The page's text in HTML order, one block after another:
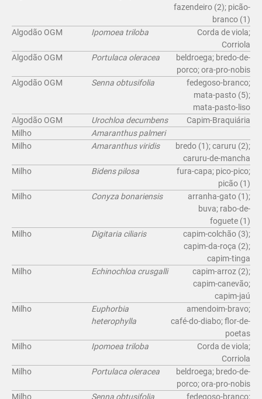
fazendeiro (2); picão-
branco (1)
Algodão OGM
Ipomoea triloba
Corda de viola;
Corriola
Algodão OGM
Portulaca oleracea
beldroega; bredo-de-
porco; ora-pro-nobis
Algodão OGM
Senna obtusifolia
fedegoso-branco;
mata-pasto (5);
mata-pasto-liso
Algodão OGM
Urochloa decumbens
Capim-Braquiária
Milho
Amaranthus palmeri
Milho
Amaranthus viridis
bredo (1); caruru (2);
caruru-de-mancha
Milho
Bidens pilosa
fura-capa; pico-pico;
picão (1)
Milho
Conyza bonariensis
arranha-gato (1);
buva; rabo-de-
foguete (1)
Milho
Digitaria ciliaris
capim-colchão (3);
capim-da-roça (2);
capim-tinga
Milho
Echinochloa crusgalli
capim-arroz (2);
capim-canevão;
capim-jaú
Milho
Euphorbia
heterophylla
amendoim-bravo;
café-do-diabo; flor-de-
poetas
Milho
Ipomoea triloba
Corda de viola;
Corriola
Milho
Portulaca oleracea
beldroega; bredo-de-
porco; ora-pro-nobis
Milho
Senna obtusifolia fedegoso-branco;